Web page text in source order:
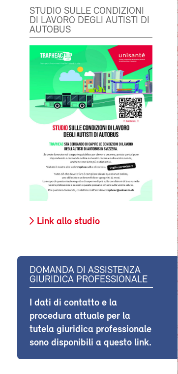
STUDIO SULLE CONDIZIONI
DI LAVORO DEGLI AUTISTI DI
AUTOBUS
Link allo studio
DOMANDA DI ASSISTENZA
GIURIDICA PROFESSIONALE
I dati di contatto e la
procedura attuale per la
tutela giuridica professionale
sono disponibili a questo link.